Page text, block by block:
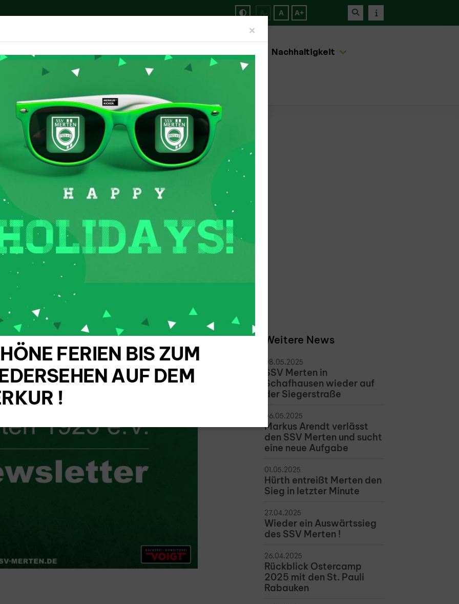
A A+
Nachhaltigkeit
Newsletter erschienen
und Interessierte auf dem
Weitere News
08.05.2025
SSV Merten in
Schafhausen wieder auf
der Siegerstraße
06.05.2025
Markus Arendt verlässt
den SSV Merten und sucht
eine neue Aufgabe
01.05.2025
Hürth entreißt Merten den
Sieg in letzter Minute
27.04.2025
Wieder ein Auswärtssieg
des SSV Merten !
26.04.2025
Rückblick Ostercamp
2025 mit den St. Pauli
Rabauken
×
FERIEN BIS ZUM
AUF DEM
!